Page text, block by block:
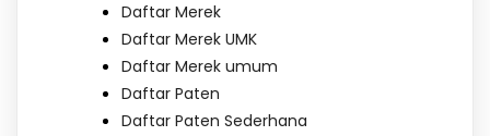
Daftar Merek
Daftar Merek UMK
Daftar Merek umum
Daftar Paten
Daftar Paten Sederhana